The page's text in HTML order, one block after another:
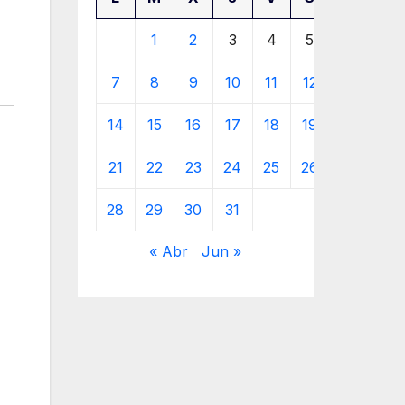
1 2 3 4 5
7 8 9 10 11 12
14 15 16 17 18 19
21 22 23 24 25 26
28 29 30 31
« Abr Jun »